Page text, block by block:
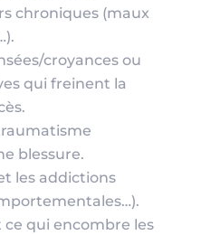
chroniques (maux
croyances ou
qui freinent la
blessure.
les addictions
qui encombre les